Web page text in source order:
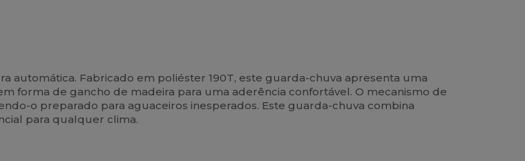
automática. Fabricado em poliéster 190T, este guarda-chuva apresenta uma
forma de gancho de madeira para uma aderência confortável. O mecanismo de
o preparado para aguaceiros inesperados. Este guarda-chuva combina
para qualquer clima.